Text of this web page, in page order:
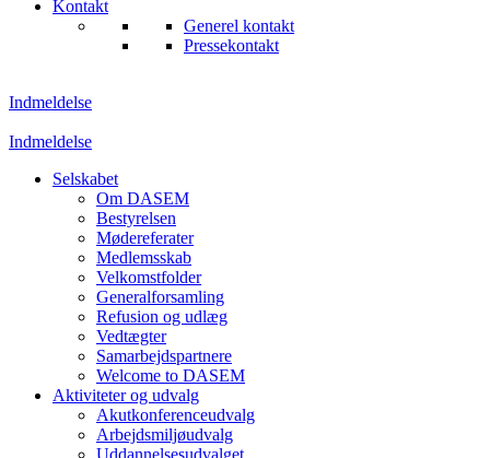
Kontakt
Generel kontakt
Pressekontakt
Indmeldelse
Indmeldelse
Selskabet
Om DASEM
Bestyrelsen
Mødereferater
Medlemsskab
Velkomstfolder
Generalforsamling
Refusion og udlæg
Vedtægter
Samarbejdspartnere
Welcome to DASEM
Aktiviteter og udvalg
Akutkonferenceudvalg
Arbejdsmiljøudvalg
Uddannelsesudvalget